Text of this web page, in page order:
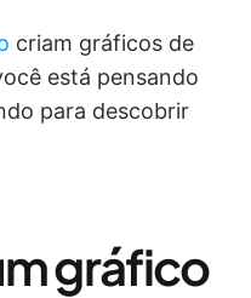
criam gráficos de
está pensando
para descobrir
gráfico